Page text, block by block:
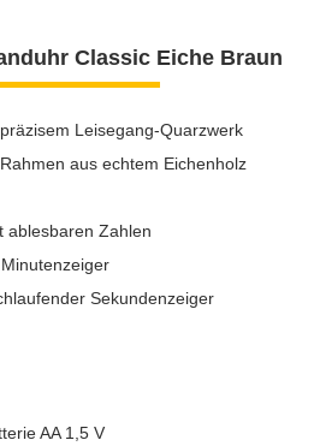
Classic Eiche Braun
Leisegang-Quarzwerk
aus echtem Eichenholz
ablesbaren Zahlen
Sekundenzeiger
AA 1,5 V